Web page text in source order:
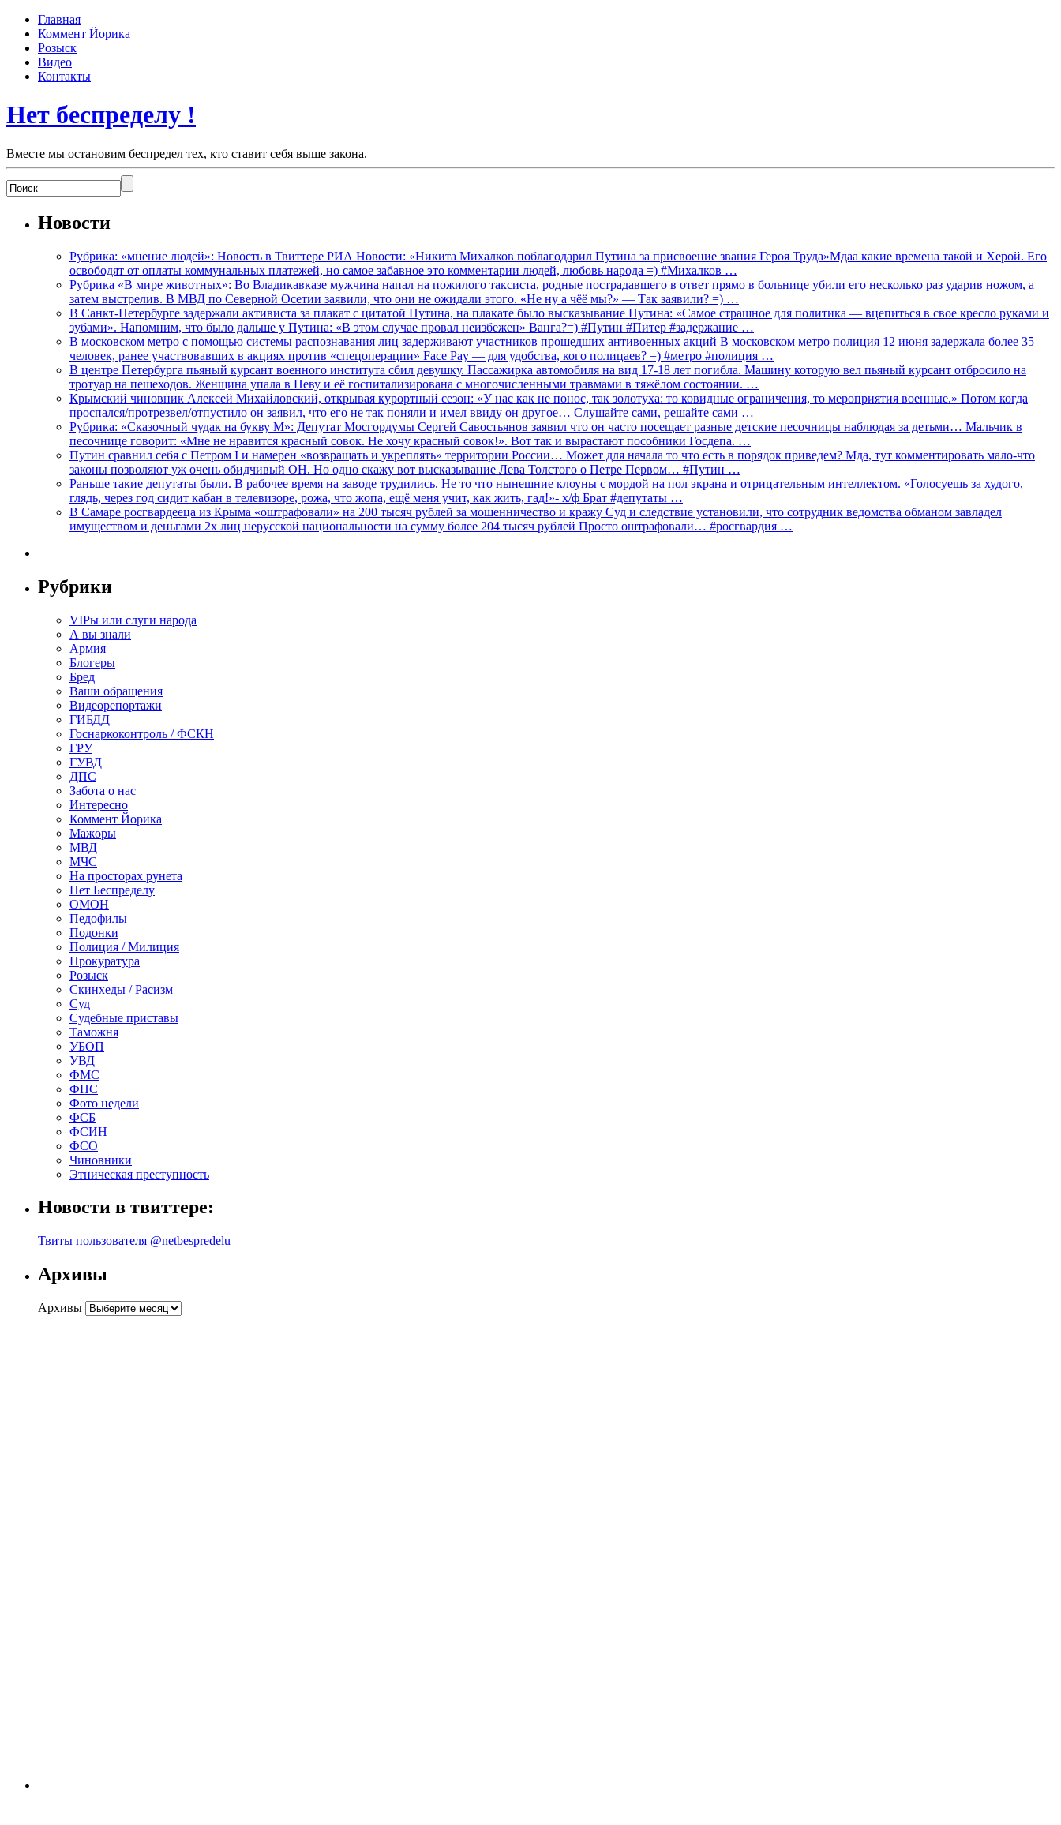
Главная
Коммент Йорика
Розыск
Видео
Контакты
Нет беспределу !
Вместе мы остановим беспредел тех, кто ставит себя выше закона.
Новости
Рубрика: «мнение людей»: Новость в Твиттере РИА Новости: «Никита Михалков поблагодарил Путина за присвоение звания Героя Труда»Мдаа какие времена такой и Херой. Его
освободят от оплаты коммунальных платежей, но самое забавное это комментарии людей, любовь народа =) #Михалков …
Рубрика «В мире животных»: Во Владикавказе мужчина напал на пожилого таксиста, родные пострадавшего в ответ прямо в больнице убили его несколько раз ударив ножом, а
затем выстрелив. В МВД по Северной Осетии заявили, что они не ожидали этого. «Не ну а чёё мы?» — Так заявили? =) …
В Санкт-Петербурге задержали активиста за плакат с цитатой Путина, на плакате было высказывание Путина: «Самое страшное для политика — вцепиться в свое кресло руками и
зубами». Напомним, что было дальше у Путина: «В этом случае провал неизбежен» Ванга?=) #Путин #Питер #задержание …
В московском метро с помощью системы распознавания лиц задерживают участников прошедших антивоенных акций В московском метро полиция 12 июня задержала более 35
человек, ранее участвовавших в акциях против «спецоперации» Face Pay — для удобства, кого полицаев? =) #метро #полиция …
В центре Петербурга пьяный курсант военного института сбил девушку. Пассажирка автомобиля на вид 17-18 лет погибла. Машину которую вел пьяный курсант отбросило на
тротуар на пешеходов. Женщина упала в Неву и её госпитализирована с многочисленными травмами в тяжёлом состоянии. …
Крымский чиновник Алексей Михайловский, открывая курортный сезон: «У нас как не понос, так золотуха: то ковидные ограничения, то мероприятия военные.» Потом когда
проспался/протрезвел/отпустило он заявил, что его не так поняли и имел ввиду он другое… Слушайте сами, решайте сами …
Рубрика: «Сказочный чудак на букву М»: Депутат Мосгордумы Сергей Савостьянов заявил что он часто посещает разные детские песочницы наблюдая за детьми… Мальчик в
песочнице говорит: «Мне не нравится красный совок. Не хочу красный совок!». Вот так и вырастают пособники Госдепа. …
Путин сравнил себя с Петром I и намерен «возвращать и укреплять» территории России… Может для начала то что есть в порядок приведем? Мда, тут комментировать мало-что
законы позволяют уж очень обидчивый ОН. Но одно скажу вот высказывание Лева Толстого о Петре Первом… #Путин …
Раньше такие депутаты были. В рабочее время на заводе трудились. Не то что нынешние клоуны с мордой на пол экрана и отрицательным интеллектом. «Голосуешь за худого, –
глядь, через год сидит кабан в телевизоре, рожа, что жопа, ещё меня учит, как жить, гад!»- х/ф Брат #депутаты …
В Самаре росгвардееца из Крыма «оштрафовали» на 200 тысяч рублей за мошенничество и кражу Суд и следствие установили, что сотрудник ведомства обманом завладел
имуществом и деньгами 2х лиц нерусской национальности на сумму более 204 тысяч рублей Просто оштрафовали… #росгвардия …
Рубрики
VIPы или слуги народа
А вы знали
Армия
Блогеры
Бред
Ваши обращения
Видеорепортажи
ГИБДД
Госнаркоконтроль / ФСКН
ГРУ
ГУВД
ДПС
Забота о нас
Интересно
Коммент Йорика
Мажоры
МВД
МЧС
На просторах рунета
Нет Беспределу
ОМОН
Педофилы
Подонки
Полиция / Милиция
Прокуратура
Розыск
Скинхеды / Расизм
Суд
Судебные приставы
Таможня
УБОП
УВД
ФМС
ФНС
Фото недели
ФСБ
ФСИН
ФСО
Чиновники
Этническая преступность
Новости в твиттере:
Твиты пользователя @netbespredelu
Архивы
Архивы